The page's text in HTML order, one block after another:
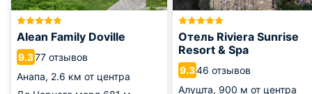
Alean Family Doville
9.377 отзывов
Анапа, 2.6 км от центра
Отель Riviera Sunrise
Resort & Spa
9.346 отзывов
Алушта, 900 м от центра